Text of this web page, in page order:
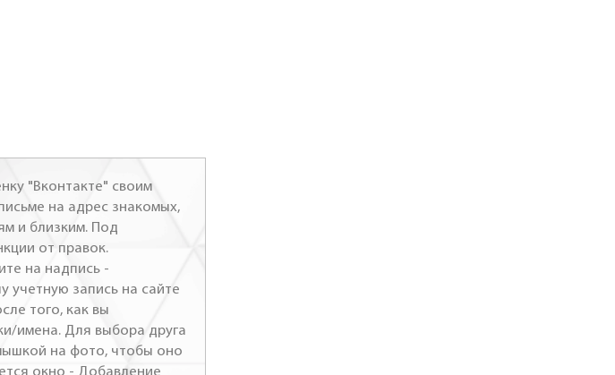
"Вконтакте" своим
на адрес знакомых,
и близким. Под
от правок.
на надпись -
учетную запись на сайте
того, как вы
имена. Для выбора друга
на фото, чтобы оно
окно - Добавление